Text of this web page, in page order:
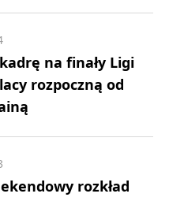
kadrę na finały Ligi
rozpoczną od
rozkład